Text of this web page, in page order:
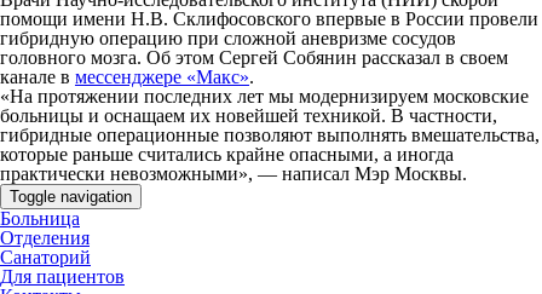
помощи имени Н.В. Склифосовского впервые в России провели
гибридную операцию при сложной аневризме сосудов
головного мозга. Об этом Сергей Собянин рассказал в своем
канале в мессенджере «Макс».
«На протяжении последних лет мы модернизируем московские
больницы и оснащаем их новейшей техникой. В частности,
гибридные операционные позволяют выполнять вмешательства,
которые раньше считались крайне опасными, а иногда
практически невозможными», — написал Мэр Москвы.
Toggle navigation
Больница
Отделения
Санаторий
Для пациентов